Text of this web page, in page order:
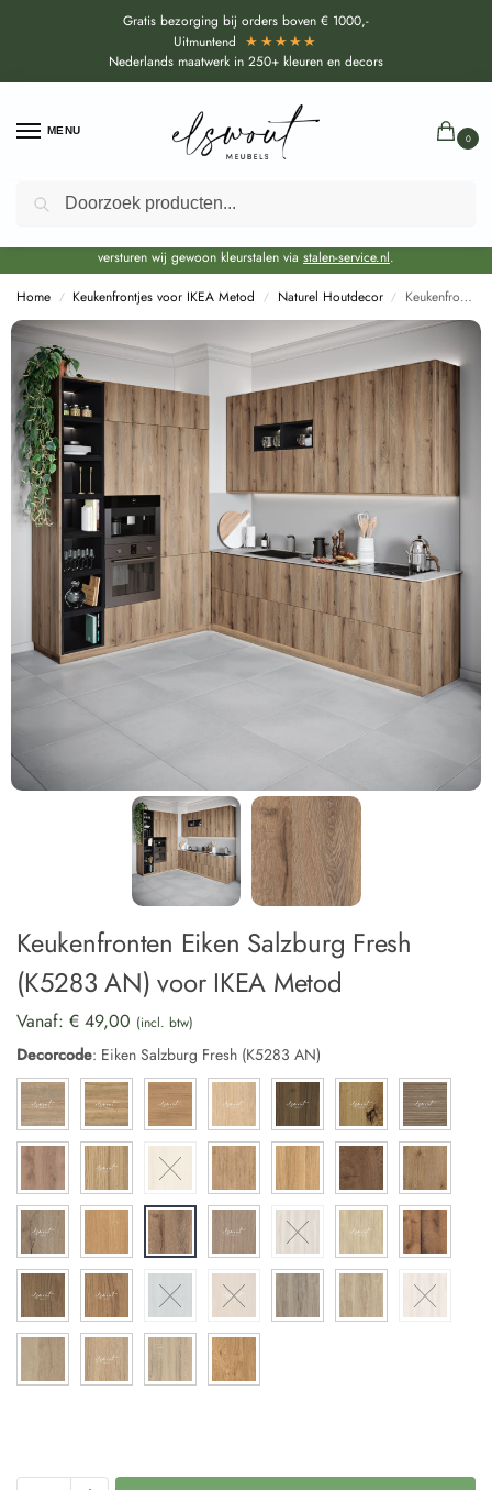
Gratis bezorging bij orders boven € 1000,-
Uitmuntend ★★★★★
Nederlands maatwerk in 250+ kleuren en decors
MENU
0
Door de bouwvakperiode geldt voor alle collecties momenteel een EXTRA
levertijd van circa 3-4 weken bovenop de reguliere levertijd.
versturen wij gewoon kleurstalen via stalen-service.nl.
Home / Keukenfrontjes voor IKEA Metod / Naturel Houtdecor / Keukenfronten Eiken Salzburg Fresh (K5283 AN) voor IKEA Metod
Keukenfronten Eiken Salzburg Fresh
(K5283 AN) voor IKEA Metod
Vanaf: € 49,00 (incl. btw)
Decorcode: Eiken Salzburg Fresh (K5283 AN)